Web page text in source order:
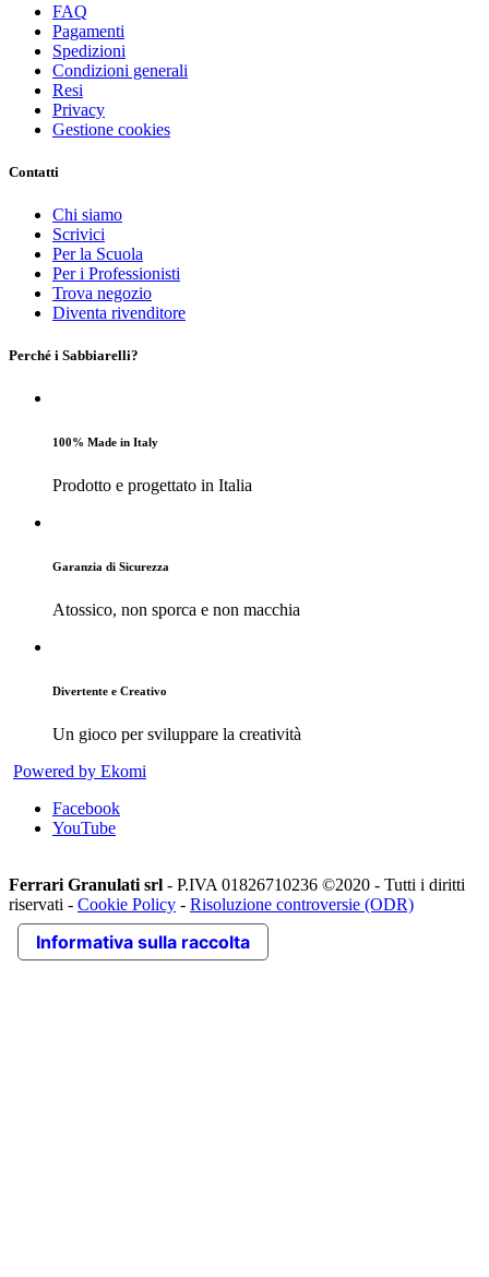
FAQ
Pagamenti
Spedizioni
Condizioni generali
Resi
Privacy
Gestione cookies
Contatti
Chi siamo
Scrivici
Per la Scuola
Per i Professionisti
Trova negozio
Diventa rivenditore
Perché i Sabbiarelli?
100% Made in Italy
Prodotto e progettato in Italia
Garanzia di Sicurezza
Atossico, non sporca e non macchia
Divertente e Creativo
Un gioco per sviluppare la creatività
Powered by Ekomi
Facebook
YouTube
Ferrari Granulati srl - P.IVA 01826710236 ©2020 - Tutti i diritti
riservati - Cookie Policy - Risoluzione controversie (ODR)
Informativa sulla raccolta